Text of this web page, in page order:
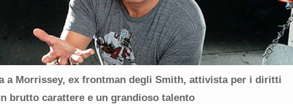
a Morrissey, ex frontman degli Smith, attivista per i diritti
brutto carattere e un grandioso talento